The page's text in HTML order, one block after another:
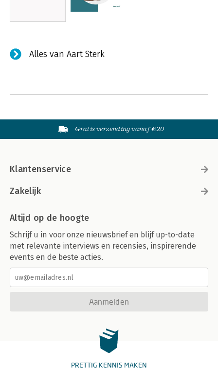
Alles van Aart Sterk
Gratis verzending vanaf €20
Klantenservice
Zakelijk
Altijd op de hoogte
Schrijf u in voor onze nieuwsbrief en blijf up-to-date
met relevante interviews en recensies, inspirerende
events en de beste acties.
Aanmelden
PRETTIG KENNIS MAKEN